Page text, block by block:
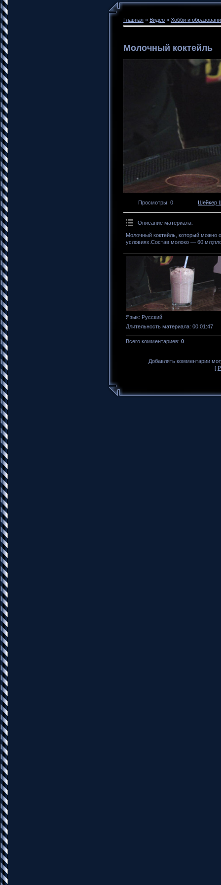
Главная » Видео » Хобби и
Молочный коктейль
Просмотры: 0 Шейкер
Описание материала:
Молочный коктейль, который можно
условиях.Состав:молоко — 60
Язык: Русский
Длительность материала: 00:01:47
Всего комментариев: 0
Добавлять комментарии
[